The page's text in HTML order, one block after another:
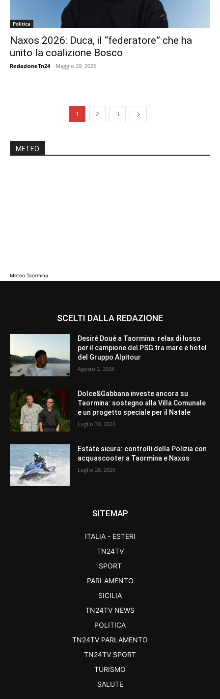
Politica
Naxos 2026: Duca, il “federatore” che ha
unito la coalizione Bosco
RedazioneTn24 - Maggio 29, 2026
1 2 3
METEO
Meteo Taormina
SCELTI DALLA REDAZIONE
Desiré Doué a Taormina: relax di lusso
per il campione del PSG tra mare e hotel
del Gruppo Alpitour
Agosto 2, 2026
Dolce&Gabbana investe ancora su
Taormina: sostegno alla Villa Comunale
e un progetto speciale per il Natale
Luglio 30, 2026
Estate sicura: controlli della Polizia con
acquascooter a Taormina e Naxos
Luglio 28, 2026
SITEMAP
ITALIA - ESTERI
TN24TV
SPORT
PARLAMENTO
SICILIA
TN24TV NEWS
POLITICA
TN24TV PARLAMENTO
TN24TV SPORT
TURISMO
SALUTE